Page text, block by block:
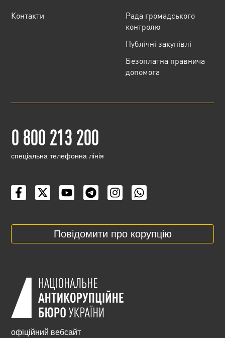
Контакти
Рада громадського
контролю
Публічні закупівлі
Безоплатна правнича
допомога
0 800 213 200
cпеціальна телефонна лінія
Повідомити про корупцію
офіційний вебсайт